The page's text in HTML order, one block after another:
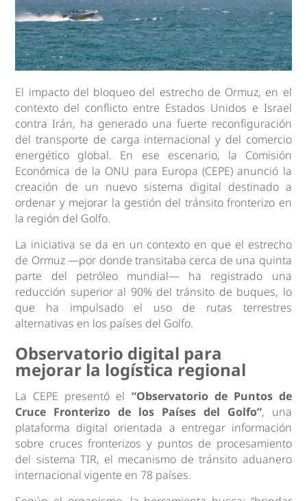
El impacto del bloqueo del estrecho de Ormuz, en el
contexto del conflicto entre Estados Unidos e Israel
contra Irán, ha generado una fuerte reconfiguración
del transporte de carga internacional y del comercio
energético global. En ese escenario, la Comisión
Económica de la ONU para Europa (CEPE) anunció la
creación de un nuevo sistema digital destinado a
ordenar y mejorar la gestión del tránsito fronterizo en
la región del Golfo.
La iniciativa se da en un contexto en que el estrecho
de Ormuz —por donde transitaba cerca de una quinta
parte del petróleo mundial— ha registrado una
reducción superior al 90% del tránsito de buques, lo
que ha impulsado el uso de rutas terrestres
alternativas en los países del Golfo.
Observatorio digital para
mejorar la logística regional
La CEPE presentó el “Observatorio de Puntos de
Cruce Fronterizo de los Países del Golfo”, una
plataforma digital orientada a entregar información
sobre cruces fronterizos y puntos de procesamiento
del sistema TIR, el mecanismo de tránsito aduanero
internacional vigente en 78 países.